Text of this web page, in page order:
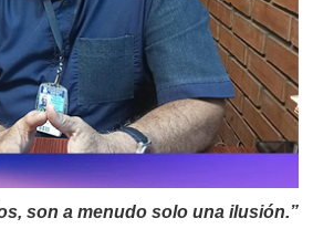
son a menudo solo una ilusión.”